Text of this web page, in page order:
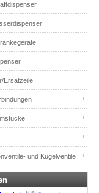
Ersatzeile
und Kugelventile